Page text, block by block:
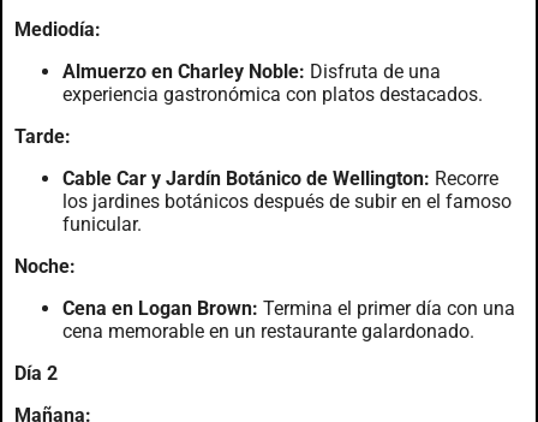
Mediodía:
Almuerzo en Charley Noble: Disfruta de una
experiencia gastronómica con platos destacados.
Tarde:
Cable Car y Jardín Botánico de Wellington: Recorre
los jardines botánicos después de subir en el famoso
funicular.
Noche:
Cena en Logan Brown: Termina el primer día con una
cena memorable en un restaurante galardonado.
Día 2
Mañana: